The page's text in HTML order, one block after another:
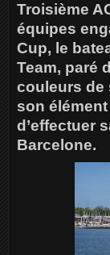
Troisième
équipes
Cup, le
Team, paré
couleurs de
son
d’effectuer
Barcelone.